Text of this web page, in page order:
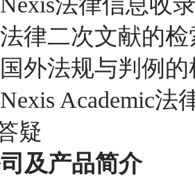
法律二次文献的检
国外法规与判例
Academic法
疑
及产品简介